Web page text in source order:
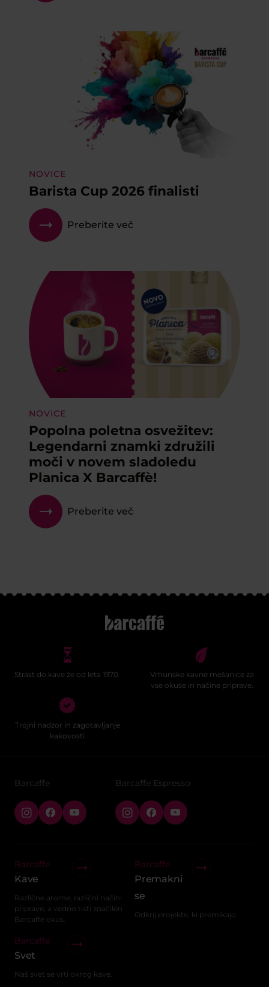
NOVICE
Barista Cup 2026 finalisti
Preberite več
NOVICE
Popolna poletna osvežitev:
Legendarni znamki združili
moči v novem sladoledu
Planica X Barcaffè!
Preberite več
Strast do kave že od leta 1970.
Vrhunske kavne mešanice za
vse okuse in načine priprave.
Trojni nadzor in zagotavljanje
kakovosti
Barcaffe Barcaffe Espresso
Barcaffe
Kave
Različne arome, različni načini
priprave, a vedno tisti značilen
Barcaffe okus.
Barcaffe
Premakni
se
Odkrij projekte, ki premikajo.
Barcaffe
Svet
Naš svet se vrti okrog kave.